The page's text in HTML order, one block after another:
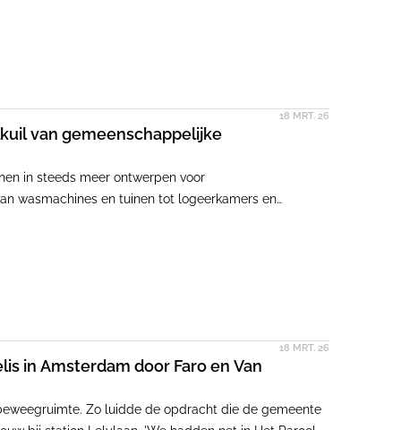
18 MRT. 26
van gemeenschappelijke
in steeds meer ontwerpen voor
wasmachines en tuinen tot logeerkamers en
18 MRT. 26
in Amsterdam door Faro en Van
Zo luidde de opdracht die de gemeente